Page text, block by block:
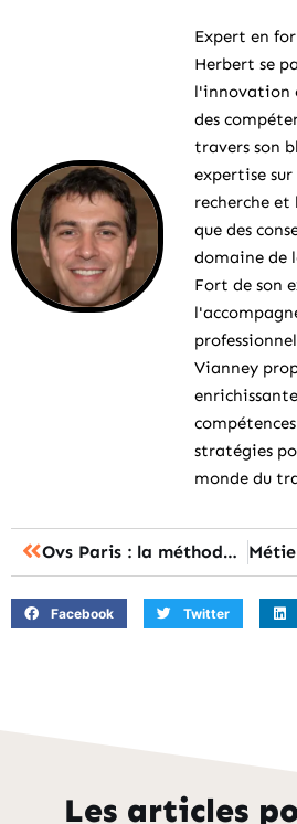
Expert en
Herbert se
l'innovation
des
travers son
expertise sur
recherche
que des
domaine de
Fort de son
Vianney
stratégies
monde du
Ovs Paris : la méthode simple pour réussir les premières sorties amicales
Facebook Twitter
Les articles